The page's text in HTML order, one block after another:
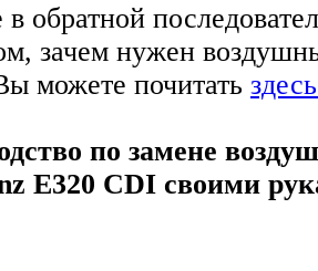
обратной
зачем нужен
можете почитать
по замене
E320 CDI своими